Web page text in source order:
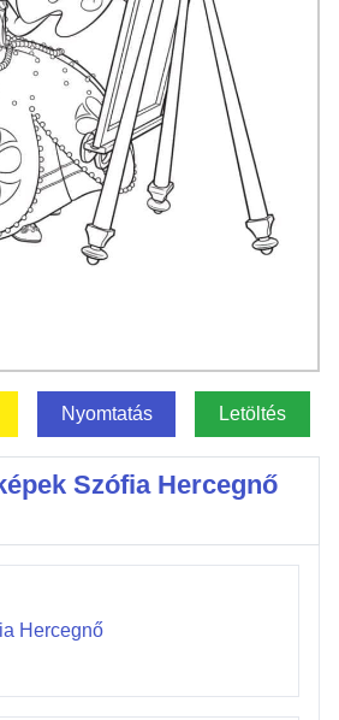
Nyomtatás Letöltés
Szófia Hercegnő
Hercegnő